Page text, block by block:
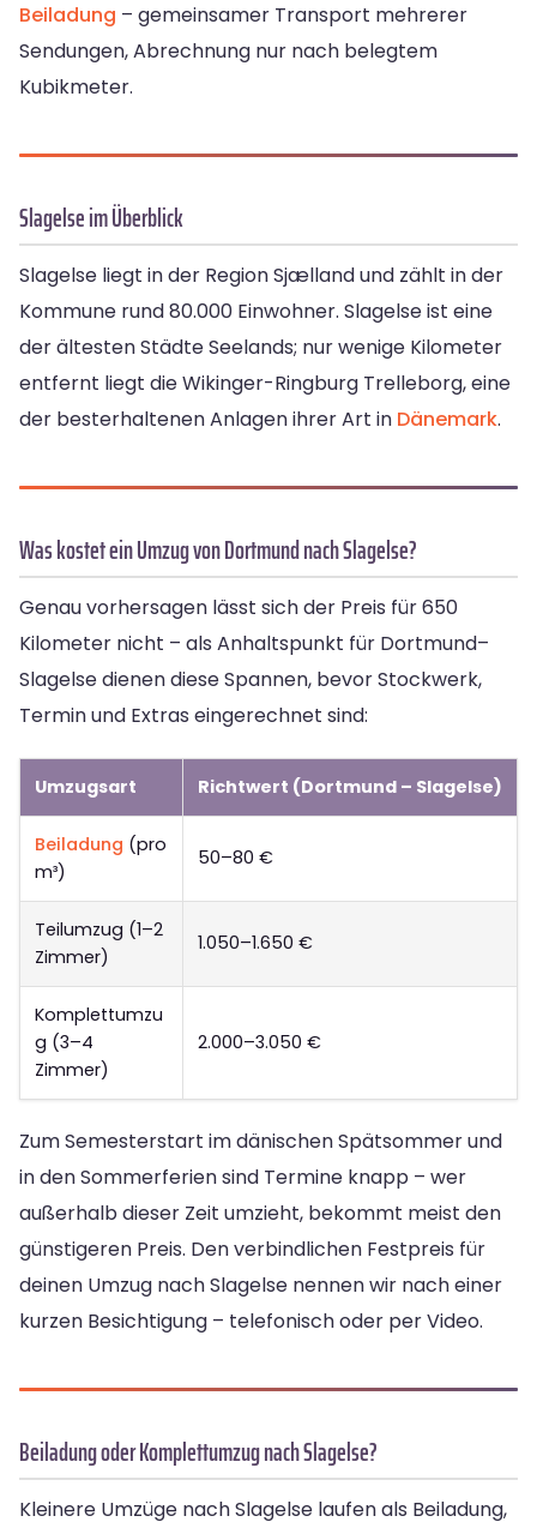
Beiladung – gemeinsamer Transport mehrerer
Sendungen, Abrechnung nur nach belegtem
Kubikmeter.
Slagelse im Überblick
Slagelse liegt in der Region Sjælland und zählt in der
Kommune rund 80.000 Einwohner. Slagelse ist eine
der ältesten Städte Seelands; nur wenige Kilometer
entfernt liegt die Wikinger-Ringburg Trelleborg, eine
der besterhaltenen Anlagen ihrer Art in Dänemark.
Was kostet ein Umzug von Dortmund nach Slagelse?
Genau vorhersagen lässt sich der Preis für 650
Kilometer nicht – als Anhaltspunkt für Dortmund–
Slagelse dienen diese Spannen, bevor Stockwerk,
Termin und Extras eingerechnet sind:
Umzugsart Richtwert (Dortmund – Slagelse)
Beiladung (pro
m³)
50–80 €
Teilumzug (1–2
Zimmer)
1.050–1.650 €
Komplettumzu
g (3–4
Zimmer)
2.000–3.050 €
Zum Semesterstart im dänischen Spätsommer und
in den Sommerferien sind Termine knapp – wer
außerhalb dieser Zeit umzieht, bekommt meist den
günstigeren Preis. Den verbindlichen Festpreis für
deinen Umzug nach Slagelse nennen wir nach einer
kurzen Besichtigung – telefonisch oder per Video.
Beiladung oder Komplettumzug nach Slagelse?
Kleinere Umzüge nach Slagelse laufen als Beiladung,